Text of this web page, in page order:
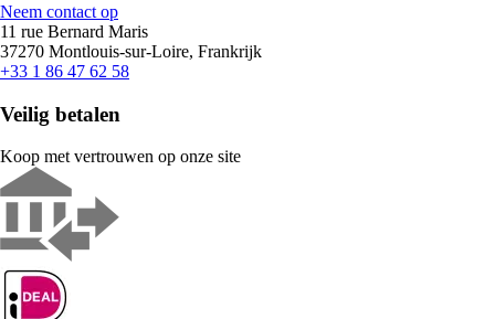
Neem contact op
11 rue Bernard Maris
37270 Montlouis-sur-Loire, Frankrijk
+33 1 86 47 62 58
Veilig betalen
Koop met vertrouwen op onze site